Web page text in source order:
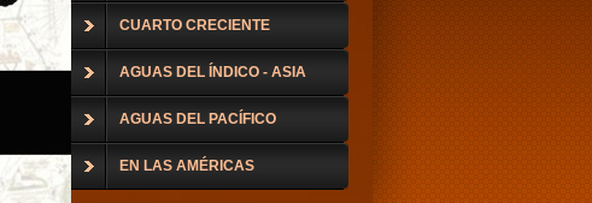
CUARTO CRECIENTE
AGUAS DEL ÍNDICO - ASIA
AGUAS DEL PACÍFICO
EN LAS AMÉRICAS